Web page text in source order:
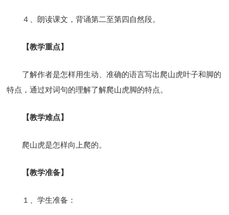
４、朗读课文，背诵第二至第四自然段。
【教学重点】
了解作者是怎样用生动、准确的语言写出爬山虎叶子和脚的
特点，通过对词句的理解了解爬山虎脚的特点。
【教学难点】
爬山虎是怎样向上爬的。
【教学准备】
１、学生准备：